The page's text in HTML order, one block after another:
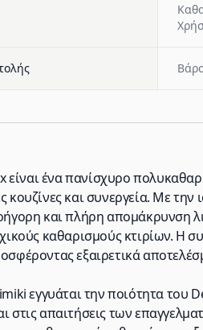
είναι ένα πανίσχυρο
κουζίνες και συνεργεία. Με
και πλήρη απομάκρυνση
καθαρισμούς κτιρίων.
εξαιρετικά
εγγυάται την ποιότητα του
στις απαιτήσεις των